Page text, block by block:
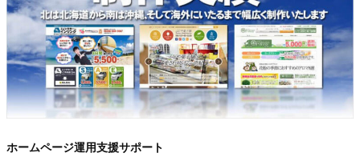
ホームページ運用支援サポート